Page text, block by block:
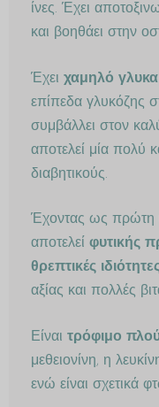
ίνες. Έχει
και βοηθάει στην
Έχει χαμηλό
επίπεδα γλυκόζης
συμβάλλει στον
αποτελεί μία πολύ
διαβητικούς.
Έχοντας ως πρώτη
αποτελεί φυτικής
θρεπτικές
αξίας και πολλές
Είναι τρόφιμο
μεθειονίνη, η
ενώ είναι σχετικά